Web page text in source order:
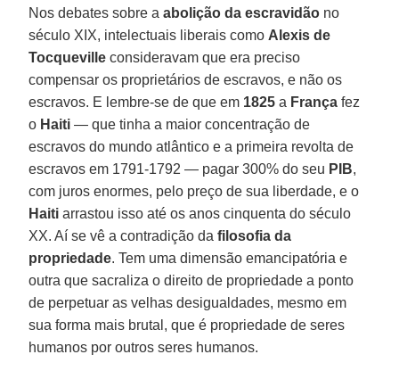
Nos debates sobre aabolição da escravidão no
século XIX, intelectuais liberais como Alexis de
Tocqueville consideravam que era preciso
compensar os proprietários de escravos, e não os
escravos. E lembre-se de que em 1825 a França fez
o Haiti — que tinha a maior concentração de
escravos do mundo atlântico e a primeira revolta de
escravos em 1791-1792 — pagar 300% do seu PIB,
com juros enormes, pelo preço de sua liberdade, e o
Haiti arrastou isso até os anos cinquenta do século
XX. Aí se vê a contradição dafilosofia da
propriedade. Tem uma dimensão emancipatória e
outra que sacraliza o direito de propriedade a ponto
de perpetuar as velhas desigualdades, mesmo em
sua forma mais brutal, que é propriedade de seres
humanos por outros seres humanos.